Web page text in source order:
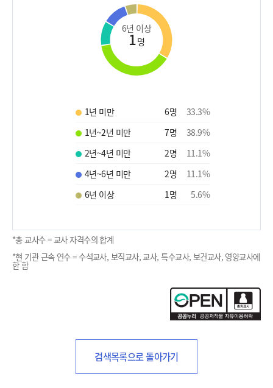
6년 이상
1명
1년 미만 6명 33.3%
1년~2년 미만
7명 38.9%
2년~4년 미만
2명 11.1%
4년~6년 미만
2명 11.1%
6년 이상
1명 5.6%
*총 교사수 = 교사 자격수의 합계
*현 기관 근속 연수 = 수석교사, 보직교사, 교사, 특수교사, 보건교사, 영양교사에
한 함
검색목록으로 돌아가기